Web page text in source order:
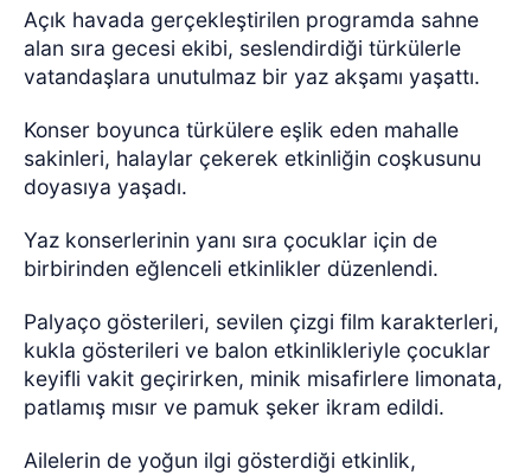
Açık havada gerçekleştirilen programda sahne
alan sıra gecesi ekibi, seslendirdiği türkülerle
vatandaşlara unutulmaz bir yaz akşamı yaşattı.
Konser boyunca türkülere eşlik eden mahalle
sakinleri, halaylar çekerek etkinliğin coşkusunu
doyasıya yaşadı.
Yaz konserlerinin yanı sıra çocuklar için de
birbirinden eğlenceli etkinlikler düzenlendi.
Palyaço gösterileri, sevilen çizgi film karakterleri,
kukla gösterileri ve balon etkinlikleriyle çocuklar
keyifli vakit geçirirken, minik misafirlere limonata,
patlamış mısır ve pamuk şeker ikram edildi.
Ailelerin de yoğun ilgi gösterdiği etkinlik,